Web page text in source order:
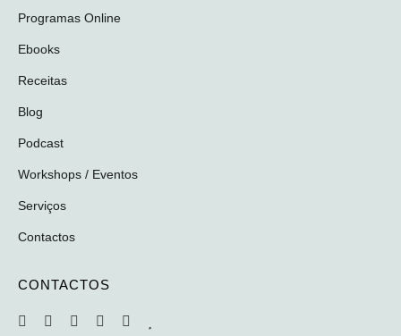
Programas Online
Ebooks
Receitas
Blog
Podcast
Workshops / Eventos
Serviços
Contactos
CONTACTOS